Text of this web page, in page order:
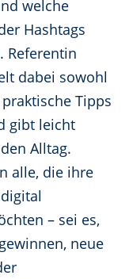
welche
Hashtags
Referentin
dabei sowohl
Tipps
gibt leicht
Alltag.
alle, die ihre
– sei es,
neue